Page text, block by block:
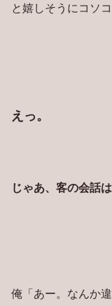
と嬉しそうにコソ
えっ。
じゃあ、客の会話
俺「あー。なんか